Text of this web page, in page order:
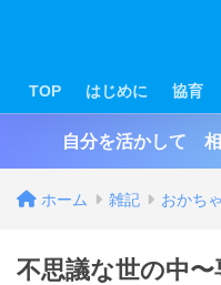
TOP はじめに 協育
自分を活かして
ホーム 雑記 おかち
不思議な世の中